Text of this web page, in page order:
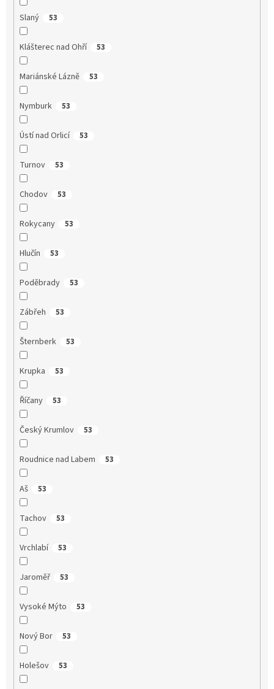
Slaný 53
Klášterec nad Ohří 53
Mariánské Lázně 53
Nymburk 53
Ústí nad Orlicí 53
Turnov 53
Chodov 53
Rokycany 53
Hlučín 53
Poděbrady 53
Zábřeh 53
Šternberk 53
Krupka 53
Říčany 53
Český Krumlov 53
Roudnice nad Labem 53
Aš 53
Tachov 53
Vrchlabí 53
Jaroměř 53
Vysoké Mýto 53
Nový Bor 53
Holešov 53